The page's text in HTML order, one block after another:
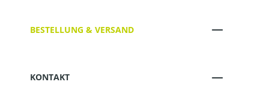
BESTELLUNG & VERSAND
KONTAKT